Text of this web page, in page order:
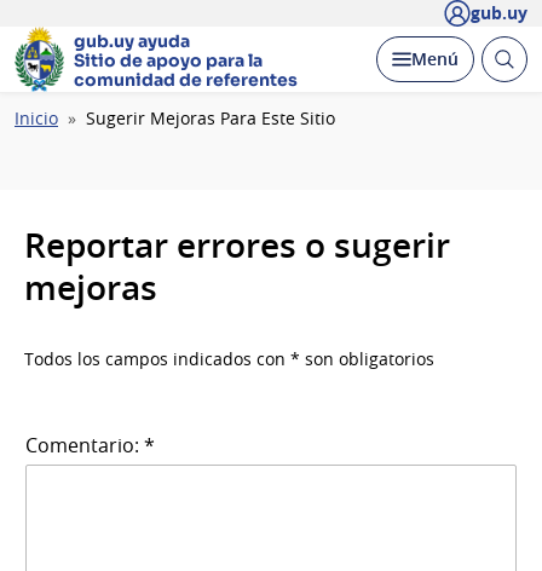
gub.uy
gub.uy ayuda
Sitio de apoyo para la
comunidad de referentes
Desplegar
Menú Abrir
Ruta
Inicio Sugerir Mejoras Para Este Sitio
Reportar errores o sugerir
mejoras
Todos los campos indicados con * son obligatorios
Comentario: *